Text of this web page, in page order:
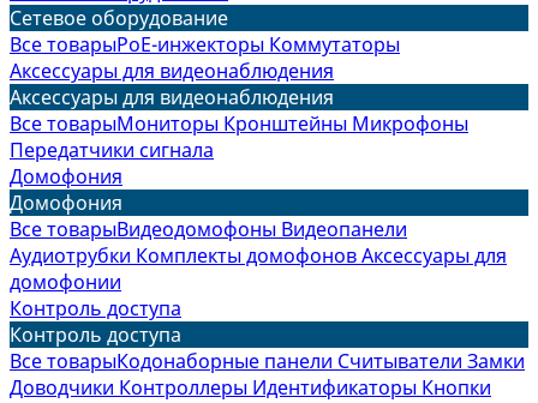
Сетевое оборудование
Все товарыPoE-инжекторы Коммутаторы
Аксессуары для видеонаблюдения
Аксессуары для видеонаблюдения
Все товарыМониторы Кронштейны Микрофоны
Передатчики сигнала
Домофония
Домофония
Все товарыВидеодомофоны Видеопанели
Аудиотрубки Комплекты домофоновАксессуары для
домофонии
Контроль доступа
Контроль доступа
Все товарыКодонаборные панели Считыватели Замки
Доводчики Контроллеры Идентификаторы Кнопки